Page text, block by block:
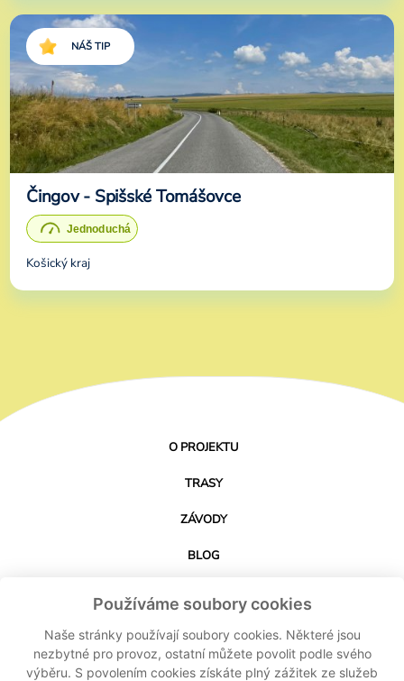
Používáme soubory cookies
Naše stránky používají soubory cookies. Některé jsou
nezbytné pro provoz, ostatní můžete povolit podle svého
výběru. S povolením cookies získáte plný zážitek ze služeb
NÁŠ TIP
Čingov - Spišské Tomášovce
Košický kraj
O PROJEKTU
TRASY
ZÁVODY
BLOG
KONTAKT